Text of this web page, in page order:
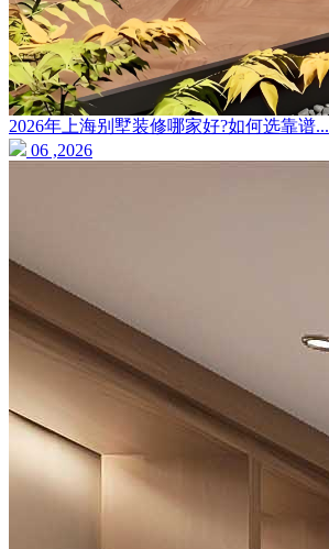
2026年上海别墅装修哪家好?如何选靠谱...
06 ,2026